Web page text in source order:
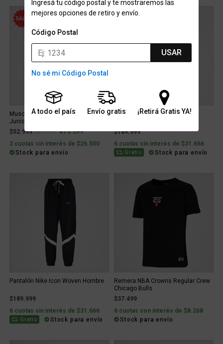
Ingresá tu código postal y te mostraremos las
mejores opciones de retiro y envío.
Código Postal
USAR
No sé mi Código Postal
A todo el país Envío gratis ¡Retirá Gratis YA!
41% OFF
Musculosa Básquet adidas Boca
Juniors Titular 24 25 Hombre
$52.999Price reduced from
$89.999to41% OFF
2 cuotas sin interés de $26.500
Stock para envío
Campera Nike Icon poliéster
$189.999
6 cuotas sin interés de $31.666
Gratis Stock para envío
Pantalón Nike Icon Woven Hombre
$189.999
6 cuotas sin interés de $31.666
Gratis Stock para envío
Remera NBA Crowns Regular Crew
Chicago Bulls
$37.499
6 cuotas con interés de $8.268
Stock para envío